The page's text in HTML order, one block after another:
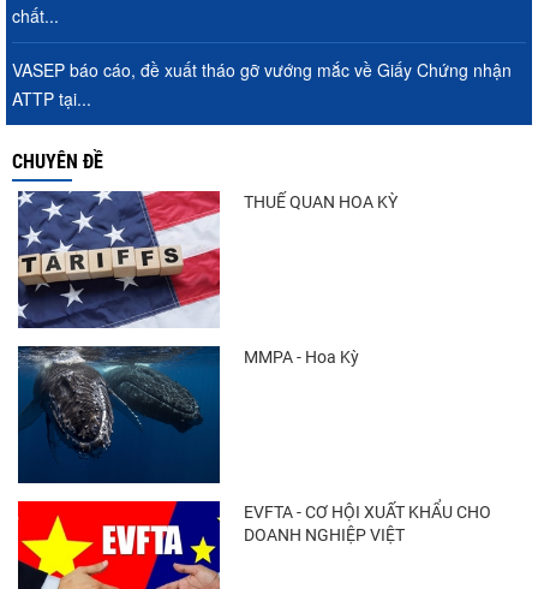
chất...
VASEP báo cáo, đề xuất tháo gỡ vướng mắc về Giấy Chứng nhận
ATTP tại...
CHUYÊN ĐỀ
THUẾ QUAN HOA KỲ
MMPA - Hoa Kỳ
EVFTA - CƠ HỘI XUẤT KHẨU CHO
DOANH NGHIỆP VIỆT